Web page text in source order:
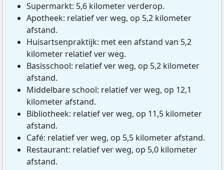
Supermarkt: 5,6 kilometer verderop.
Apotheek: relatief ver weg, op 5,2 kilometer
afstand.
Huisartsenpraktijk: met een afstand van 5,2
kilometer relatief ver weg.
Basisschool: relatief ver weg, op 5,2 kilometer
afstand.
Middelbare school: relatief ver weg, op 12,1
kilometer afstand.
Bibliotheek: relatief ver weg, op 11,5 kilometer
afstand.
Café: relatief ver weg, op 5,5 kilometer afstand.
Restaurant: relatief ver weg, op 5,0 kilometer
afstand.